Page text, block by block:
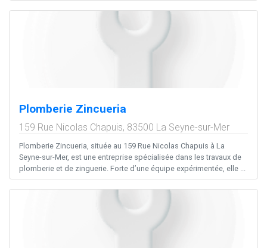
Plomberie Zincueria
159 Rue Nicolas Chapuis, 83500 La Seyne-sur-Mer
Plomberie Zincueria, située au 159 Rue Nicolas Chapuis à La
Seyne-sur-Mer, est une entreprise spécialisée dans les travaux de
plomberie et de zinguerie. Forte d’une équipe expérimentée, elle ...